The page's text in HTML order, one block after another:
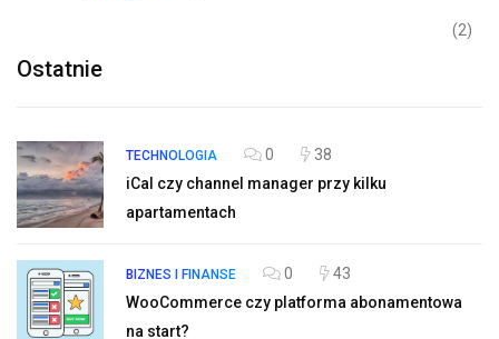
Ostatnie
TECHNOLOGIA 0
38
iCal czy channel manager przy kilku
apartamentach
BIZNES I FINANSE 0
43
WooCommerce czy platforma abonamentowa
na start?
(2)